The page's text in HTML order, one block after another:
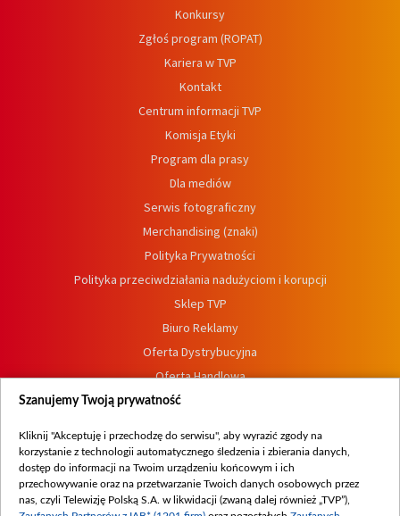
Konkursy
Zgłoś program (ROPAT)
Kariera w TVP
Kontakt
Centrum informacji TVP
Komisja Etyki
Program dla prasy
Dla mediów
Serwis fotograficzny
Merchandising (znaki)
Polityka Prywatności
Polityka przeciwdziałania nadużyciom i korupcji
Sklep TVP
Biuro Reklamy
Oferta Dystrybucyjna
Oferta Handlowa
Dostępność
Procedura zgłoszeń wewnętrznych
Szanujemy Twoją prywatność
Kliknij "Akceptuję i przechodzę do serwisu", aby wyrazić zgody na
korzystanie z technologii automatycznego śledzenia i zbierania danych,
dostęp do informacji na Twoim urządzeniu końcowym i ich
przechowywanie oraz na przetwarzanie Twoich danych osobowych przez
nas, czyli Telewizję Polską S.A. w likwidacji (zwaną dalej również „TVP”),